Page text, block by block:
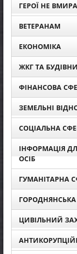
ГЕРОЇ НЕ
ВЕТЕРАНАМ
ЕКОНОМІКА
ЖКГ ТА
ФІНАНСОВА
ЗЕМЕЛЬНІ
СОЦІАЛЬНА
ІНФОРМАЦІЯ
ОСІБ
ГУМАНІТАРНА
ЦИВІЛЬНИЙ